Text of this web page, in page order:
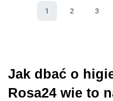
1 2 3
Jak dbać o
Rosa24 wie to